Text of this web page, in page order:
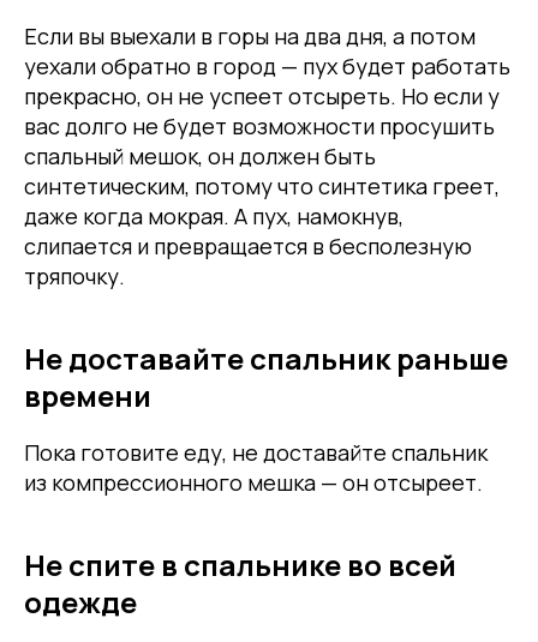
Если вы выехали в горы на два дня, а потом
уехали обратно в город — пух будет работать
прекрасно, он не успеет отсыреть. Но если у
вас долго не будет возможности просушить
спальный мешок, он должен быть
синтетическим, потому что синтетика греет,
даже когда мокрая. А пух, намокнув,
слипается и превращается в бесполезную
тряпочку.
Не доставайте спальник раньше
времени
Пока готовите еду, не доставайте спальник
из компрессионного мешка — он отсыреет.
Не спите в спальнике во всей
одежде